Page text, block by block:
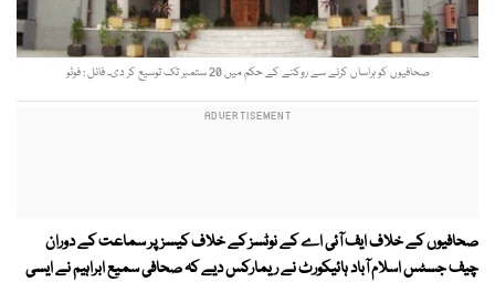
صحافیوں کو ہراساں کرنے سے روکنے کے حکم میں 20 ستمبر تک توسیع کر دی۔ فائل : فوٹو
صحافیوں کے خلاف ایف آئی اے کے نوٹسز کے خلاف کیسز پر سماعت کے دوران
چیف جسٹس اسلام آباد ہائیکورٹ نے ریمارکس دیے کہ صحافی سمیع ابراہیم نے ایسی